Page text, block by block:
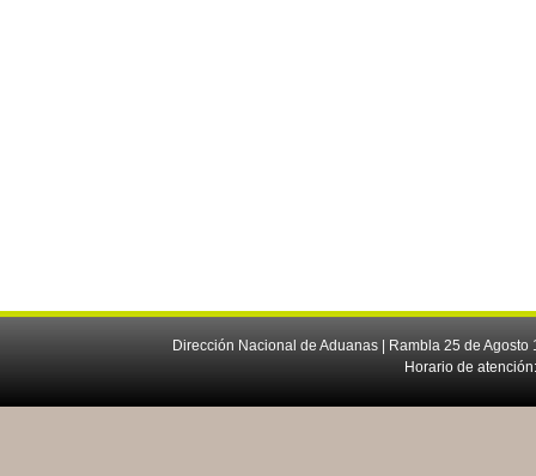
Dirección Nacional de Aduanas | Rambla 25 de
Horario de